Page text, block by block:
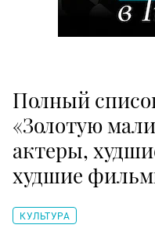
Полный
«Золотую
актеры,
худшие
КУЛЬТУРА